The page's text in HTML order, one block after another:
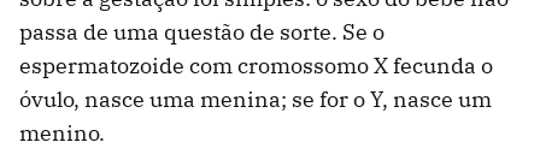
passa de uma questão de sorte. Se o
espermatozoide com cromossomo X fecunda o
óvulo, nasce uma menina; se for o Y, nasce um
menino.